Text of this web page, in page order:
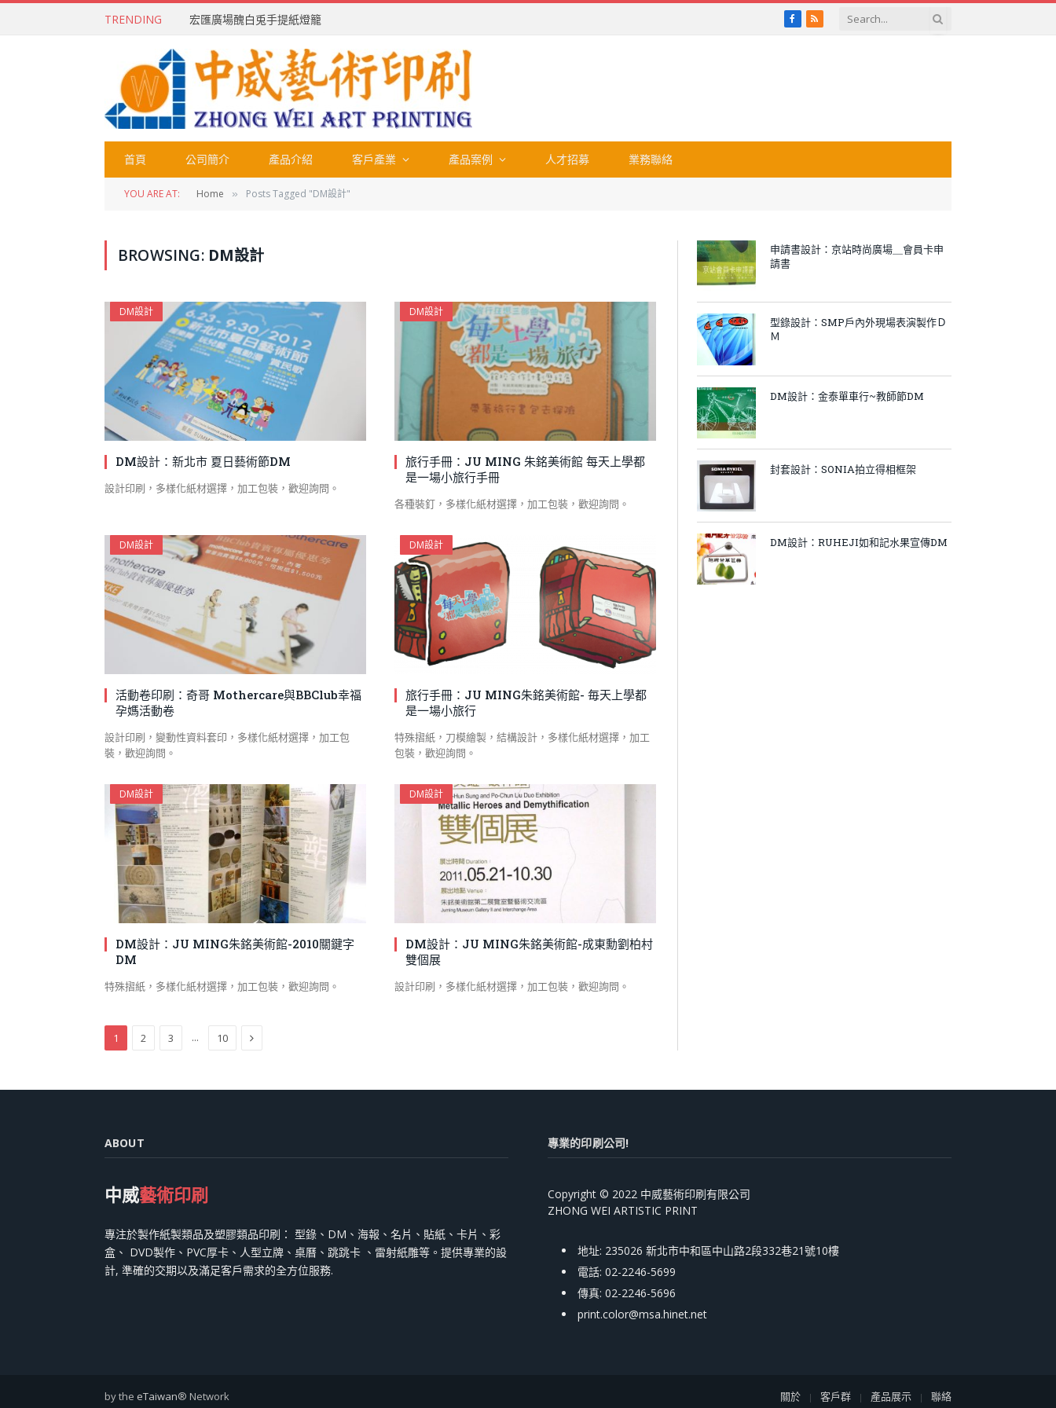
TRENDING 宏匯廣場醜白兎手提紙燈籠 Facebook
RSS
首頁 公司簡介 產品介紹 客戶產業 產品案例 人才招募 業務聯絡
YOU ARE AT: Home » Posts Tagged "DM設計"
BROWSING: DM設計
DM設計
DM設計：新北市 夏日藝術節DM
設計印刷，多樣化紙材選擇，加工包裝，歡迎詢問。
DM設計
旅行手冊：JU MING 朱銘美術館 每天上學都
是一場小旅行手冊
各種裝釘，多樣化紙材選擇，加工包裝，歡迎詢問。
DM設計
活動卷印刷：奇哥 Mothercare與BBClub幸福
孕媽活動卷
設計印刷，變動性資料套印，多樣化紙材選擇，加工包
裝，歡迎詢問。
DM設計
旅行手冊：JU MING朱銘美術館- 毎天上學都
是一場小旅行
特殊摺紙，刀模繪製，結構設計，多樣化紙材選擇，加工
包裝，歡迎詢問。
DM設計
DM設計：JU MING朱銘美術館-2010關鍵字
DM
特殊摺紙，多樣化紙材選擇，加工包裝，歡迎詢問。
DM設計
DM設計：JU MING朱銘美術館-成東勳劉柏村
雙個展
設計印刷，多樣化紙材選擇，加工包裝，歡迎詢問。
1 2 3 ... 10 Next
申請書設計：京站時尚廣場＿會員卡申
請書
型錄設計：SMP戶內外現場表演製作Ｄ
Ｍ
DM設計：金泰單車行~教師節DM
封套設計：SONIA拍立得相框架
DM設計：RUHEJI如和記水果宣傳DM
ABOUT
中威藝術印刷
專注於製作紙製類品及塑膠類品印刷： 型錄、DM、海報、名片、貼紙、卡片、彩
盒、 DVD製作、PVC厚卡、人型立牌、桌曆、跳跳卡 、雷射紙雕等。提供專業的設
計, 準確的交期以及滿足客戶需求的全方位服務.
專業的印刷公司!
Copyright © 2022 中威藝術印刷有限公司
ZHONG WEI ARTISTIC PRINT
地址: 235026 新北市中和區中山路2段332巷21號10樓
電話: 02-2246-5699
傳真: 02-2246-5696
print.color@msa.hinet.net
by the eTaiwan® Network 關於 客戶群 產品展示 聯絡